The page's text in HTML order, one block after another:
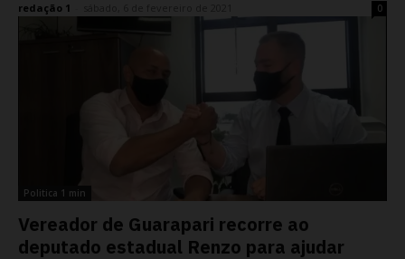
redação 1 0
Politica 1 min
Vereador de Guarapari recorre ao
deputado estadual Renzo para ajudar